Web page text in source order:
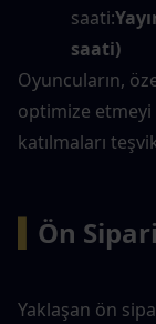
saati:
saati)
Oyuncuların,
optimize etmeyi
katılmaları
Ön
Yaklaşan ön